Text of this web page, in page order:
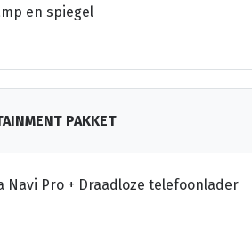
en spiegel
PAKKET
Navi Pro + Draadloze telefoonlader